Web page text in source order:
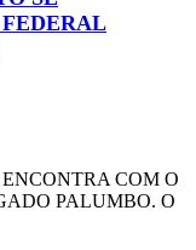
COM O
PALUMBO. O